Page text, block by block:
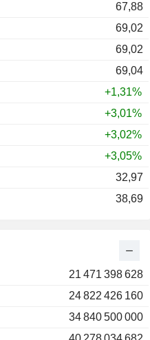
21 471 398 628
24 822 426 160
34 840 500 000
67,88
69,02
69,02
69,04
+1,31%
+3,01%
+3,02%
+3,05%
32,97
38,69